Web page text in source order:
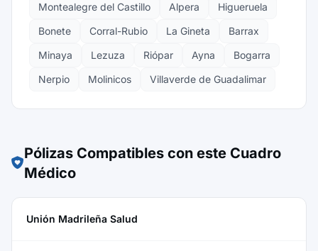
Montealegre del Castillo
Alpera
Higueruela
Bonete
Corral-Rubio La Gineta
Barrax
Minaya
Lezuza Riópar Ayna
Bogarra
Nerpio
Molinicos Villaverde de Guadalimar
Pólizas Compatibles con este Cuadro
Médico
Unión Madrileña Salud